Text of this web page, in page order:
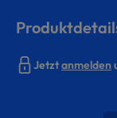
Jetztanmelden